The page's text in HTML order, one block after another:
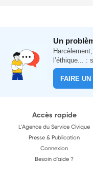
Un
l’éthique... :
FAIRE
Accès rapide
L'Agence du Service Civique
Presse & Publication
Connexion
Besoin d'aide ?